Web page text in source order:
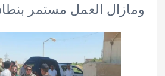
العمل مستمر بنطاق الحي